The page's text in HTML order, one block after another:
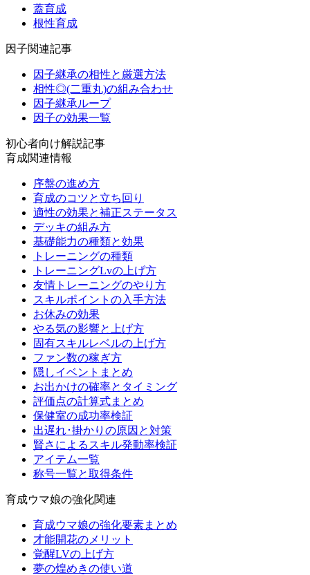
蓋育成
根性育成
因子関連記事
因子継承の相性と厳選方法
相性◎(二重丸)の組み合わせ
因子継承ループ
因子の効果一覧
初心者向け解説記事
育成関連情報
序盤の進め方
育成のコツと立ち回り
適性の効果と補正ステータス
デッキの組み方
基礎能力の種類と効果
トレーニングの種類
トレーニングLvの上げ方
友情トレーニングのやり方
スキルポイントの入手方法
お休みの効果
やる気の影響と上げ方
固有スキルレベルの上げ方
ファン数の稼ぎ方
隠しイベントまとめ
お出かけの確率とタイミング
評価点の計算式まとめ
保健室の成功率検証
出遅れ･掛かりの原因と対策
賢さによるスキル発動率検証
アイテム一覧
称号一覧と取得条件
育成ウマ娘の強化関連
育成ウマ娘の強化要素まとめ
才能開花のメリット
覚醒LVの上げ方
夢の煌めきの使い道